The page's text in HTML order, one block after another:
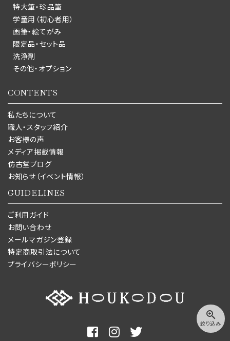
zoom_in
絞り込み
特大筆・珍品筆
学童用（初心者用）
画筆・絵てがみ
限定品・セット品
洗浄剤
その他・オプション
CONTENTS
私たちについて
職人・スタッフ紹介
お客様の声
メディア掲載情報
仿古堂ブログ
お知らせ（イベント情報）
GUIDELINES
ご利用ガイド
お問い合わせ
メールマガジン登録
特定商取引法について
プライバシーポリシー